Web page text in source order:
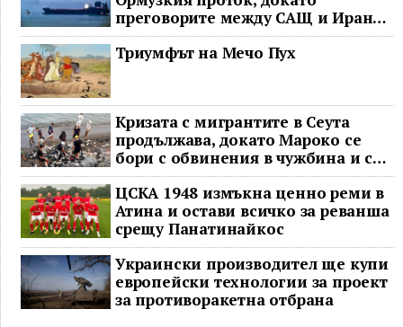
преговорите между САЩ и Иран
останаха в безизходица
Триумфът на Мечо Пух
Кризата с мигрантите в Сеута
продължава, докато Мароко се
бори с обвинения в чужбина и с
гнева у дома
ЦСКА 1948 измъкна ценно реми в
Атина и остави всичко за реванша
срещу Панатинайкос
Украински производител ще купи
европейски технологии за проект
за противоракетна отбрана